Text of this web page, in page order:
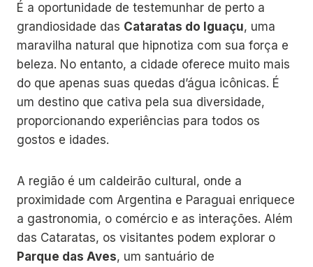
É a oportunidade de testemunhar de perto a
grandiosidade das Cataratas do Iguaçu, uma
maravilha natural que hipnotiza com sua força e
beleza. No entanto, a cidade oferece muito mais
do que apenas suas quedas d’água icônicas. É
um destino que cativa pela sua diversidade,
proporcionando experiências para todos os
gostos e idades.
A região é um caldeirão cultural, onde a
proximidade com Argentina e Paraguai enriquece
a gastronomia, o comércio e as interações. Além
das Cataratas, os visitantes podem explorar o
Parque das Aves, um santuário de